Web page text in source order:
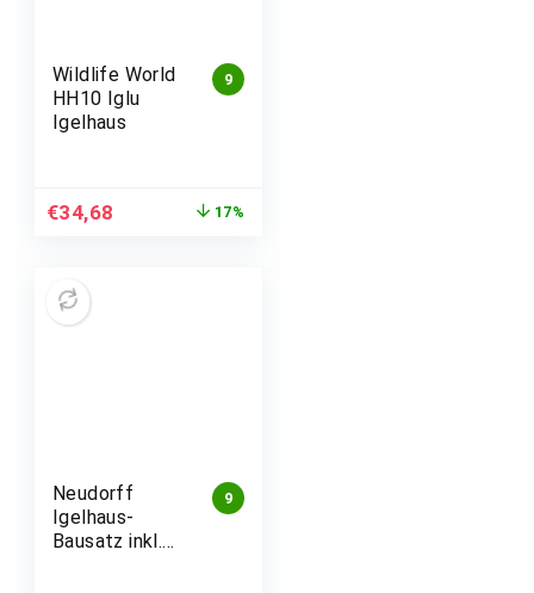
9
Wildlife World
HH10 Iglu
Igelhaus
€34,68 17%
9
Neudorff
Igelhaus-
Bausatz inkl.